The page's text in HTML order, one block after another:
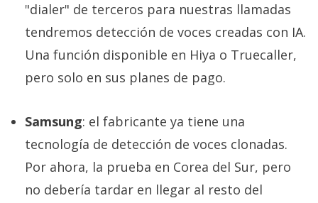
"dialer" de terceros para nuestras llamadas
tendremos detección de voces creadas con IA.
Una función disponible en Hiya o Truecaller,
pero solo en sus planes de pago.
Samsung: el fabricante ya tiene una
tecnología de detección de voces clonadas.
Por ahora, la prueba en Corea del Sur, pero
no debería tardar en llegar al resto del